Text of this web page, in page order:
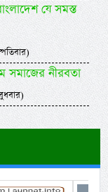
যে সমস্ত
সমাজের নীরবতা